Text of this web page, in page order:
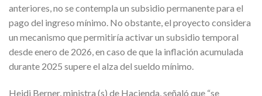
anteriores, no se contempla un subsidio permanente para el
pago del ingreso mínimo. No obstante, el proyecto considera
un mecanismo que permitiría activar un subsidio temporal
desde enero de 2026, en caso de que la inflación acumulada
durante 2025 supere el alza del sueldo mínimo.
Heidi Berner, ministra (s) de Hacienda, señaló que “se